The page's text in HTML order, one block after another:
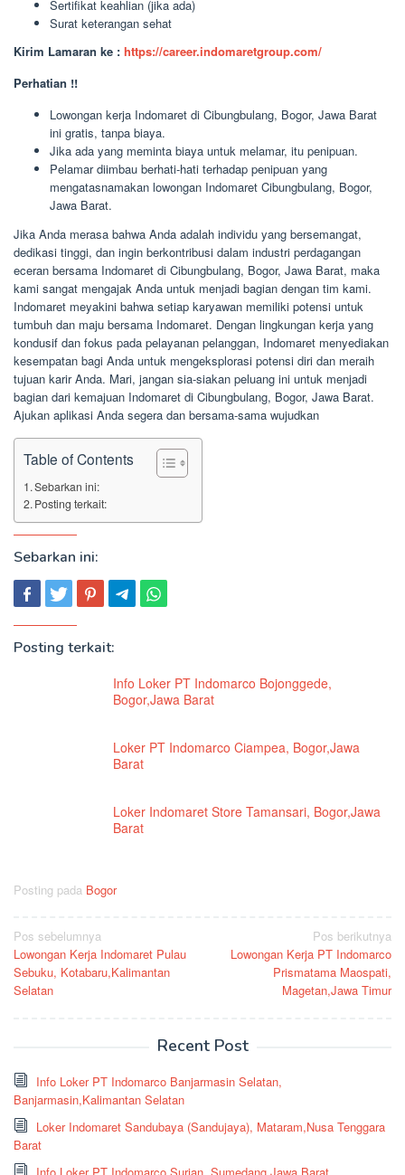
Sertifikat keahlian (jika ada)
Surat keterangan sehat
Kirim Lamaran ke : https://career.indomaretgroup.com/
Perhatian !!
Lowongan kerja Indomaret di Cibungbulang, Bogor, Jawa Barat
ini gratis, tanpa biaya.
Jika ada yang meminta biaya untuk melamar, itu penipuan.
Pelamar diimbau berhati-hati terhadap penipuan yang
mengatasnamakan lowongan Indomaret Cibungbulang, Bogor,
Jawa Barat.
Jika Anda merasa bahwa Anda adalah individu yang bersemangat,
dedikasi tinggi, dan ingin berkontribusi dalam industri perdagangan
eceran bersama Indomaret di Cibungbulang, Bogor, Jawa Barat, maka
kami sangat mengajak Anda untuk menjadi bagian dengan tim kami.
Indomaret meyakini bahwa setiap karyawan memiliki potensi untuk
tumbuh dan maju bersama Indomaret. Dengan lingkungan kerja yang
kondusif dan fokus pada pelayanan pelanggan, Indomaret menyediakan
kesempatan bagi Anda untuk mengeksplorasi potensi diri dan meraih
tujuan karir Anda. Mari, jangan sia-siakan peluang ini untuk menjadi
bagian dari kemajuan Indomaret di Cibungbulang, Bogor, Jawa Barat.
Ajukan aplikasi Anda segera dan bersama-sama wujudkan
Table of Contents
Sebarkan ini:
Posting terkait:
Sebarkan ini:
Posting terkait:
Info Loker PT Indomarco Bojonggede,
Bogor,Jawa Barat
Loker PT Indomarco Ciampea, Bogor,Jawa
Barat
Loker Indomaret Store Tamansari, Bogor,Jawa
Barat
Posting pada Bogor
Navigasi
pos
Pos sebelumnya
Lowongan Kerja Indomaret Pulau
Sebuku, Kotabaru,Kalimantan
Selatan
Pos berikutnya
Lowongan Kerja PT Indomarco
Prismatama Maospati,
Magetan,Jawa Timur
Recent Post
Info Loker PT Indomarco Banjarmasin Selatan,
Banjarmasin,Kalimantan Selatan
Loker Indomaret Sandubaya (Sandujaya), Mataram,Nusa Tenggara
Barat